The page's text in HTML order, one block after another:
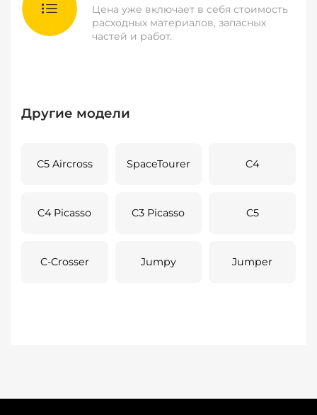
Цена уже включает в себя стоимость
расходных материалов, запасных
частей и работ.
Другие модели
C5 Aircross SpaceTourer C4
C4 Picasso C3 Picasso C5
C-Crosser Jumpy Jumper